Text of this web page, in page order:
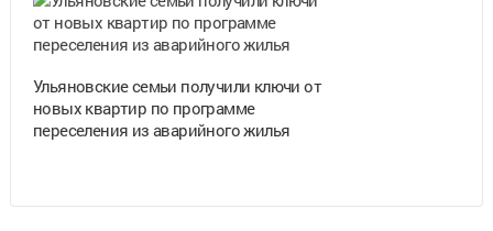
Ульяновские семьи получили ключи от
новых квартир по программе
переселения из аварийного жилья